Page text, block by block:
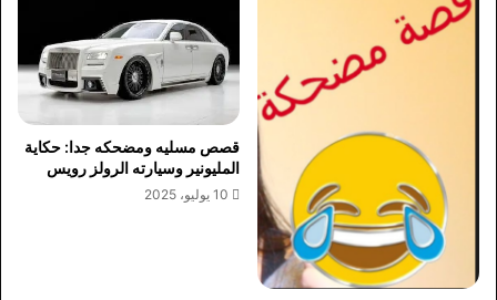
قصص مسليه ومضحكه جدا: حكاية
المليونير وسيارته الرولز رويس
10 يوليو، 2025